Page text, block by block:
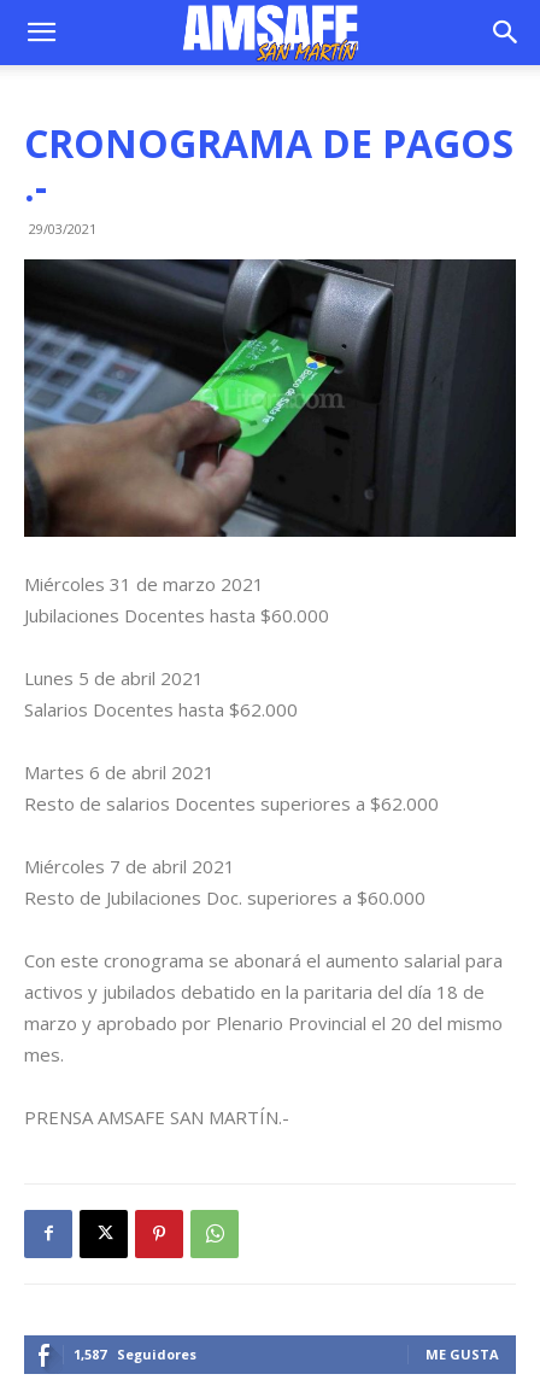
CRONOGRAMA DE PAGOS
.-
29/03/2021
Miércoles 31 de marzo 2021
Jubilaciones Docentes hasta $60.000
Lunes 5 de abril 2021
Salarios Docentes hasta $62.000
Martes 6 de abril 2021
Resto de salarios Docentes superiores a $62.000
Miércoles 7 de abril 2021
Resto de Jubilaciones Doc. superiores a $60.000
Con este cronograma se abonará el aumento salarial para
activos y jubilados debatido en la paritaria del día 18 de
marzo y aprobado por Plenario Provincial el 20 del mismo
mes.
PRENSA AMSAFE SAN MARTÍN.-
1,587 Seguidores ME GUSTA